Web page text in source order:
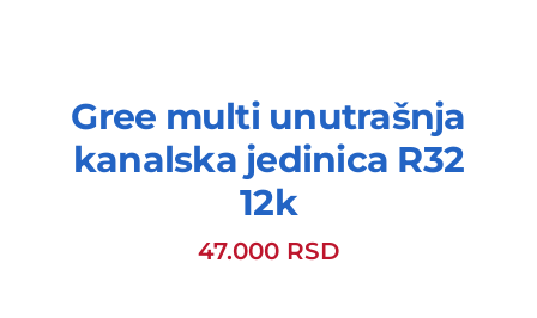
Gree multi unutrašnja
kanalska jedinica R32
12k
47.000 RSD